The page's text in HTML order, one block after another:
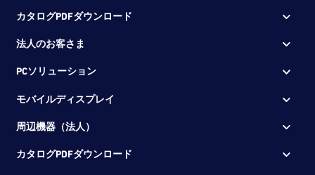
カタログPDFダウンロード
法人のお客さま
PCソリューション
モバイルディスプレイ
周辺機器（法人）
カタログPDFダウンロード